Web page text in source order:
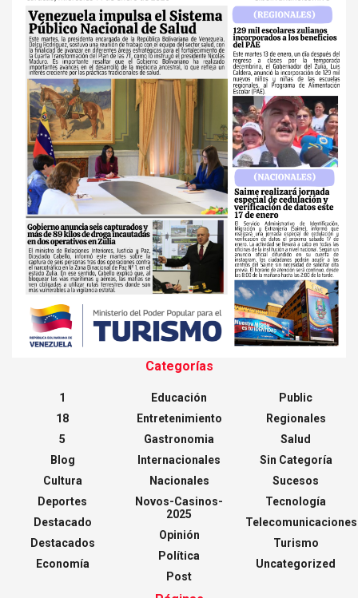
Categorías
1
18
5
Blog
Cultura
Deportes
Destacado
Destacados
Economía
Educación
Entretenimiento
Gastronomia
Internacionales
Nacionales
Novos-Casinos-
2025
Opinión
Política
Post
Public
Regionales
Salud
Sin Categoría
Sucesos
Tecnología
Telecomunicaciones
Turismo
Uncategorized